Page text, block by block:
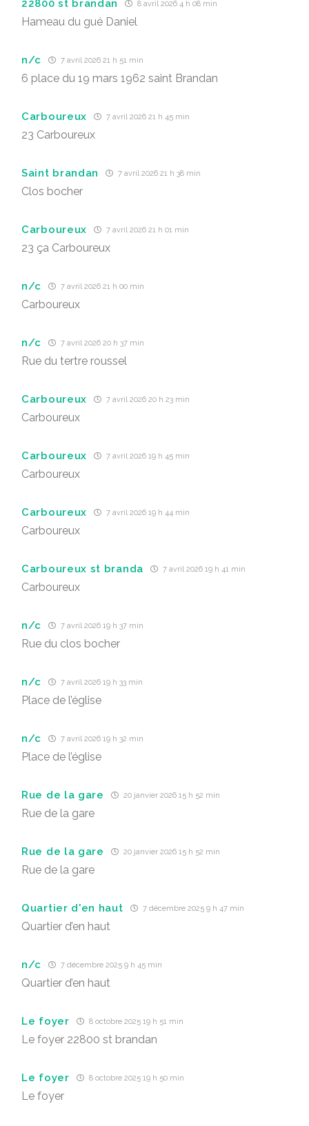
22800 st brandan 8 avril 2026 4 h 08 min
Hameau du gué Daniel
n/c 7 avril 2026 21 h 51 min
6 place du 19 mars 1962 saint Brandan
Carboureux 7 avril 2026 21 h 45 min
23 Carboureux
Saint brandan 7 avril 2026 21 h 38 min
Clos bocher
Carboureux 7 avril 2026 21 h 01 min
23 ça Carboureux
n/c 7 avril 2026 21 h 00 min
Carboureux
n/c 7 avril 2026 20 h 37 min
Rue du tertre roussel
Carboureux 7 avril 2026 20 h 23 min
Carboureux
Carboureux 7 avril 2026 19 h 45 min
Carboureux
Carboureux 7 avril 2026 19 h 44 min
Carboureux
Carboureux st branda 7 avril 2026 19 h 41 min
Carboureux
n/c 7 avril 2026 19 h 37 min
Rue du clos bocher
n/c 7 avril 2026 19 h 33 min
Place de l’église
n/c 7 avril 2026 19 h 32 min
Place de l’église
Rue de la gare 20 janvier 2026 15 h 52 min
Rue de la gare
Rue de la gare 20 janvier 2026 15 h 52 min
Rue de la gare
Quartier d'en haut 7 décembre 2025 9 h 47 min
Quartier d’en haut
n/c 7 décembre 2025 9 h 45 min
Quartier d’en haut
Le foyer 8 octobre 2025 19 h 51 min
Le foyer 22800 st brandan
Le foyer 8 octobre 2025 19 h 50 min
Le foyer